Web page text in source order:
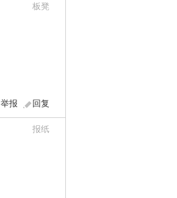
板凳
回复
举报
报纸